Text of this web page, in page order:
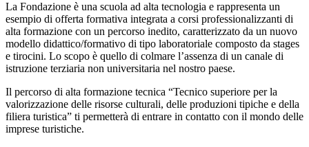
La Fondazione è una scuola ad alta tecnologia e rappresenta un
esempio di offerta formativa integrata a corsi professionalizzanti di
alta formazione con un percorso inedito, caratterizzato da un nuovo
modello didattico/formativo di tipo laboratoriale composto da stages
e tirocini. Lo scopo è quello di colmare l’assenza di un canale di
istruzione terziaria non universitaria nel nostro paese.
Il percorso di alta formazione tecnica “Tecnico superiore per la
valorizzazione delle risorse culturali, delle produzioni tipiche e della
filiera turistica” ti permetterà di entrare in contatto con il mondo delle
imprese turistiche.